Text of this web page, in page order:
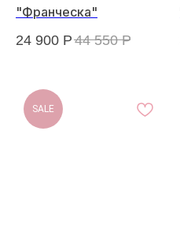
"Франческа"
24 900 Р 44 550 Р
SALE